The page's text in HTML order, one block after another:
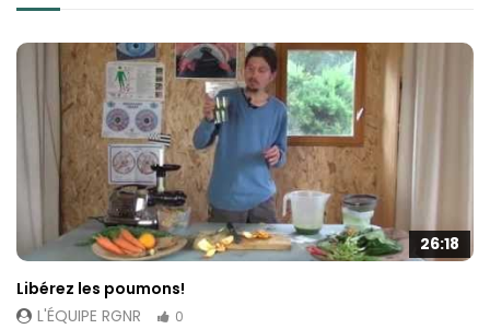
26:18
Libérez les poumons!
L'ÉQUIPE RGNR
0